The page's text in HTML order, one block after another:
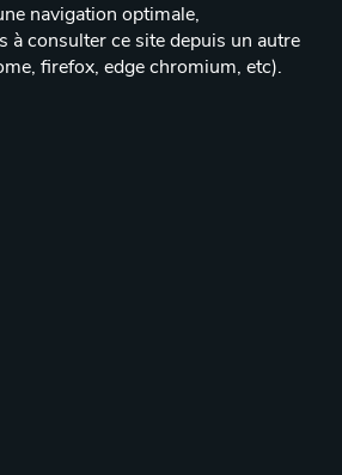
navigation optimale,
à consulter ce site depuis un autre
firefox, edge chromium, etc).